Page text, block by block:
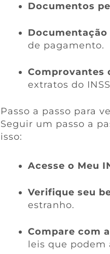
Documentos
de pagamento.
Comprovantes
extratos do
Passo a passo para
Seguir um passo a
isso:
Acesse o Meu
Verifique seu
estranho.
Compare com
leis que podem